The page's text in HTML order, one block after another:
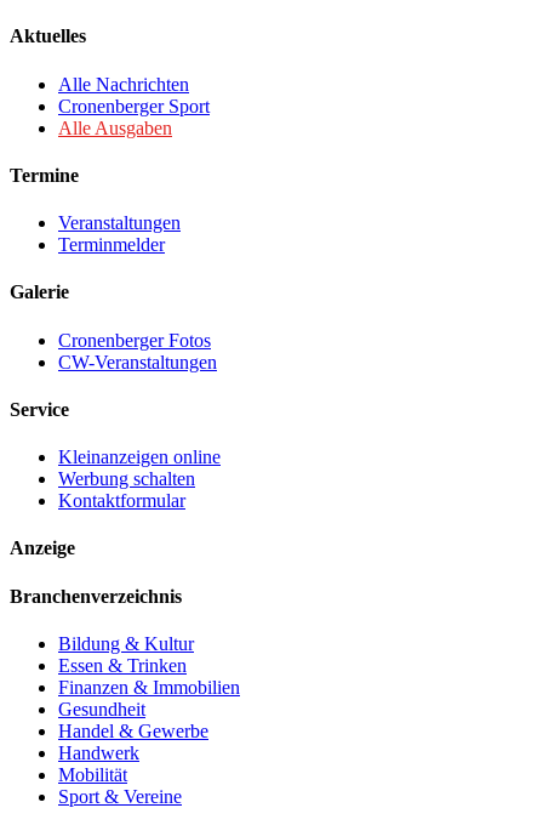
Aktuelles
Alle Nachrichten
Cronenberger Sport
Alle Ausgaben
Termine
Veranstaltungen
Terminmelder
Galerie
Cronenberger Fotos
CW-Veranstaltungen
Service
Kleinanzeigen online
Werbung schalten
Kontaktformular
Anzeige
Branchenverzeichnis
Bildung & Kultur
Essen & Trinken
Finanzen & Immobilien
Gesundheit
Handel & Gewerbe
Handwerk
Mobilität
Sport & Vereine